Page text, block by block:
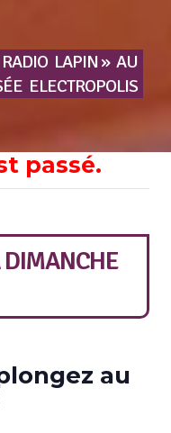
RADIO LAPIN » AU
ELECTROPOLIS
passé.
DIMANCHE
au